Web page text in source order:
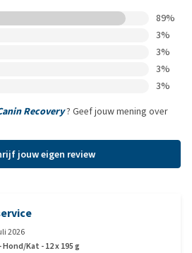
89%
3%
3%
3%
3%
Recovery? Geef jouw mening over
jouw eigen review
2026
Kat - 12 x 195 g